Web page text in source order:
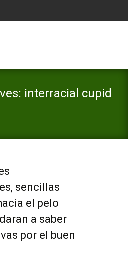
interracial cupid
sencillas
el pelo
a saber
por el buen